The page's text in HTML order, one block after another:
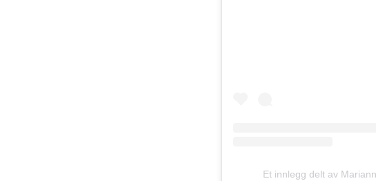
Et innlegg delt av